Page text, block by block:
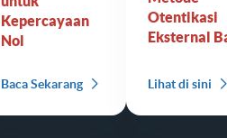
Kepercayaan
Nol
Baca Sekarang
Otentikasi
Eksternal
Lihat di sini